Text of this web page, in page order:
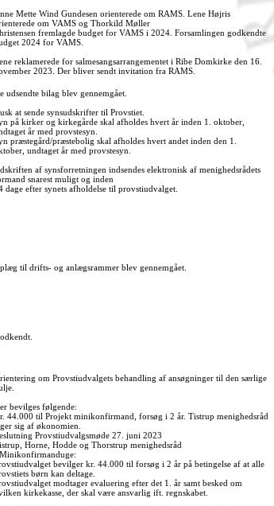
Mette Wind Gundesen orienterede om RAMS. Lene Højris
om VAMS og Thorkild Møller
fremlagde budget for VAMS i 2024. Forsamlingen godkendte
2024 for VAMS.
reklamerede for salmesangsarrangementet i Ribe Domkirke den 16.
2023. Der bliver sendt invitation fra RAMS.
udsendte bilag blev gennemgået.
at sende synsudskrifter til Provstiet.
på kirker og kirkegårde skal afholdes hvert år inden 1. oktober,
år med provstesyn.
præstegård/præstebolig skal afholdes hvert andet inden den 1.
undtaget år med provstesyn.
af synsforretningen indsendes elektronisk af menighedsrådets
snarest muligt og inden
dage efter synets afholdelse til provstiudvalget.
til drifts- og anlægsrammer blev gennemgået.
om Provstiudvalgets behandling af ansøgninger til den særlige
bevilges følgende:
44.000 til Projekt minikonfirmand, forsøg i 2 år. Tistrup menighedsråd
sig af økonomien.
Provstiudvalgsmøde 27. juni 2023
Horne, Hodde og Thorstrup menighedsråd
bevilger kr. 44.000 til forsøg i 2 år på betingelse af at alle
børn kan deltage.
modtager evaluering efter det 1. år samt besked om
kirkekasse, der skal være ansvarlig ift. regnskabet.